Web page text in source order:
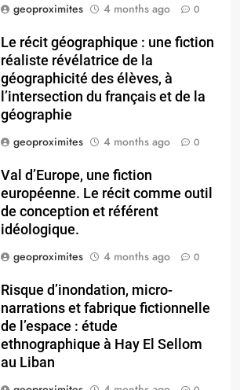
geoproximites
4 months ago 0
Le récit géographique : une fiction
réaliste révélatrice de la
géographicité des élèves, à
l’intersection du français et de la
géographie
geoproximites
4 months ago 0
Val d’Europe, une fiction
européenne. Le récit comme outil
de conception et référent
idéologique.
geoproximites
4 months ago 0
Risque d’inondation, micro-
narrations et fabrique fictionnelle
de l’espace : étude
ethnographique à Hay El Sellom
au Liban